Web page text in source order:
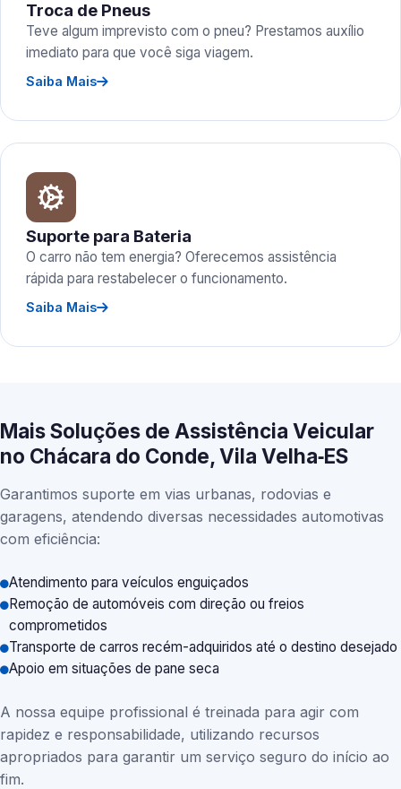
Troca de Pneus
Teve algum imprevisto com o pneu? Prestamos auxílio
imediato para que você siga viagem.
Saiba Mais
Suporte para Bateria
O carro não tem energia? Oferecemos assistência
rápida para restabelecer o funcionamento.
Saiba Mais
Mais Soluções de Assistência Veicular
no Chácara do Conde, Vila Velha‑ES
Garantimos suporte em vias urbanas, rodovias e
garagens, atendendo diversas necessidades automotivas
com eficiência:
Atendimento para veículos enguiçados
Remoção de automóveis com direção ou freios
comprometidos
Transporte de carros recém-adquiridos até o destino desejado
Apoio em situações de pane seca
A nossa equipe profissional é treinada para agir com
rapidez e responsabilidade, utilizando recursos
apropriados para garantir um serviço seguro do início ao
fim.